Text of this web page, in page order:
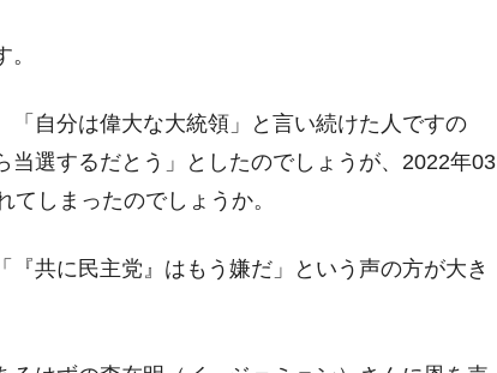
自分は偉大な大統領」と言い続けた人ですの
選するだとう」としたのでしょうが、2022年03
てしまったのでしょうか。
共に民主党』はもう嫌だ」という声の方が大き